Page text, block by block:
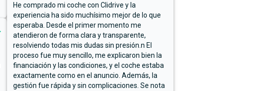
He comprado mi coche con Clidrive y la
experiencia ha sido muchísimo mejor de lo que
esperaba. Desde el primer momento me
atendieron de forma clara y transparente,
resolviendo todas mis dudas sin presión.n El
proceso fue muy sencillo, me explicaron bien la
financiación y las condiciones, y el coche estaba
exactamente como en el anuncio. Además, la
gestión fue rápida y sin complicaciones. Se nota